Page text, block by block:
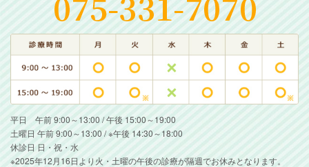
平日 午前 9:00～13:00 / 午後 15:00～19:00
土曜日 午前 9:00～13:00 / ※午後 14:30～18:00
休診日 日・祝・水
※2025年12月16日より火・土曜の午後の診療が隔週でお休みとなります。